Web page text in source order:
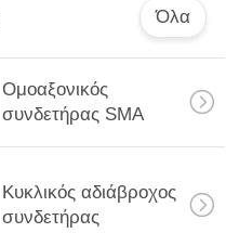
Όλα
Ομοαξονικός
συνδετήρας SMA
Κυκλικός αδιάβροχος
συνδετήρας